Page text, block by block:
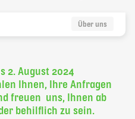
Kontakt
Über uns
2. August 2024
Ihnen, Ihre Anfragen
freuen uns, Ihnen ab
behilflich zu sein.